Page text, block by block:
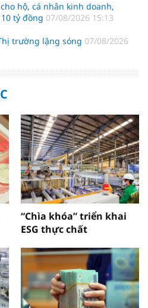
hộ, cá nhân kinh doanh,
tỷ đồng 07/08/2026 15:13
trường lặng sóng 07/08/2026
“Chìa khóa” triển khai
ESG thực chất